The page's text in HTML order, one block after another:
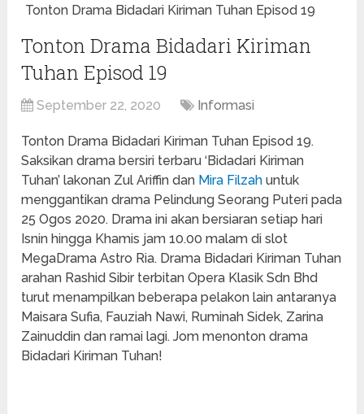
Tonton Drama Bidadari Kiriman Tuhan Episod 19
Tonton Drama Bidadari Kiriman
Tuhan Episod 19
September 22, 2020 Informasi
Tonton Drama Bidadari Kiriman Tuhan Episod 19.
Saksikan drama bersiri terbaru ‘Bidadari Kiriman
Tuhan’ lakonan Zul Ariffin dan Mira Filzah untuk
menggantikan drama Pelindung Seorang Puteri pada
25 Ogos 2020. Drama ini akan bersiaran setiap hari
Isnin hingga Khamis jam 10.00 malam di slot
MegaDrama Astro Ria. Drama Bidadari Kiriman Tuhan
arahan Rashid Sibir terbitan Opera Klasik Sdn Bhd
turut menampilkan beberapa pelakon lain antaranya
Maisara Sufia, Fauziah Nawi, Ruminah Sidek, Zarina
Zainuddin dan ramai lagi. Jom menonton drama
Bidadari Kiriman Tuhan!